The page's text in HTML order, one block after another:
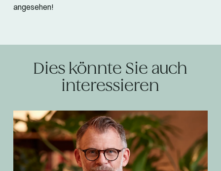
angesehen!
Dies könnte Sie auch
interessieren